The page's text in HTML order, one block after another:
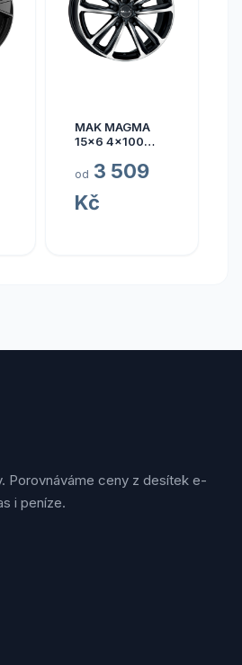
MAK MAGMA
15x6 4x100
od 3 509
Kč
Porovnáváme ceny z desítek e-
i peníze.